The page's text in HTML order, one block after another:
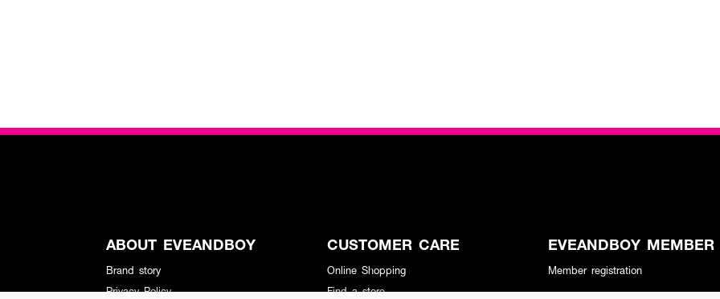
ABOUT EVEANDBOY
Brand story
Privacy Policy
CUSTOMER CARE
Online Shopping
Find a store
EVEANDBOY MEMBER
Member registration